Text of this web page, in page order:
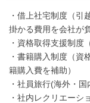
・借上社宅制度（引
掛かる費用を会社が
・資格取得支援制度
・書籍購入制度（資
籍購入費を補助）
・社員旅行(海外・国
・社内レクリエーシ